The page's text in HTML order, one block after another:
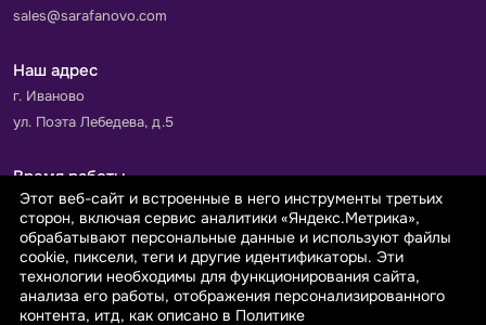
sales@sarafanovo.com
Наш адрес
г. Иваново
ул. Поэта Лебедева, д.5
Время работы
Пн-Пт с 9.00 до 18.00
Сб-Вс: выходной
Принимаем к оплате
Этот веб-сайт и встроенные в него инструменты третьих
сторон, включая сервис аналитики «Яндекс.Метрика»,
обрабатывают персональные данные и используют файлы
cookie, пиксели, теги и другие идентификаторы. Эти
технологии необходимы для функционирования сайта,
анализа его работы, отображения персонализированного
контента, итд, как описано в Политике